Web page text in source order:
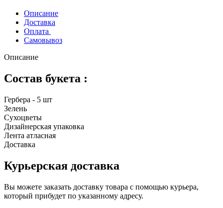
Описание
Доставка
Оплата
Самовывоз
Описание
Состав букета :
Гербера - 5 шт
Зелень
Сухоцветы
Дизайнерская упаковка
Лента атласная
Доставка
Курьерская доставка
Вы можете заказать доставку товара с помощью курьера,
который прибудет по указанному адресу.